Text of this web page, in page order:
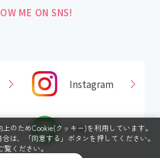
ME ON SNS!
Instagram
LINE
のためCookie(クッキー)を利用しています。
は、「同意する」ボタンを押してください。
覧ください。